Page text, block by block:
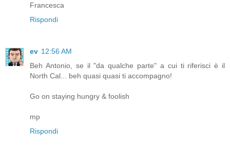
Francesca
Rispondi
ev 12:56 AM
Beh Antonio, se il "da qualche parte" a cui ti riferisci è il
North Cal... beh quasi quasi ti accompagno!
Go on staying hungry & foolish
mp
Rispondi